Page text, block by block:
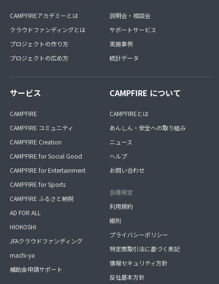
CAMPFIREアカデミーとは
クラウドファンディングとは
プロジェクトの作り方
プロジェクトの広め方
説明会・相談会
サポートサービス
実施事例
統計データ
サービス
CAMPFIRE
CAMPFIRE コミュニティ
CAMPFIRE Creation
CAMPFIRE for Social Good
CAMPFIRE for Entertainment
CAMPFIRE for Sports
CAMPFIRE ふるさと納税
AD FOR ALL
HIOKOSHI
JFAクラウドファンディング
machi-ya
補助金申請サポート
CAMPFIRE について
CAMPFIREとは
あんしん・安全への取り組み
ニュース
ヘルプ
お問い合わせ
各種規定
利用規約
細則
プライバシーポリシー
特定商取引法に基づく表記
情報セキュリティ方針
反社基本方針